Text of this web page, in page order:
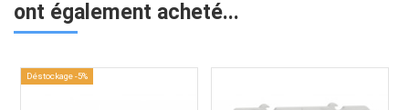
ont également acheté...
Déstockage -5%